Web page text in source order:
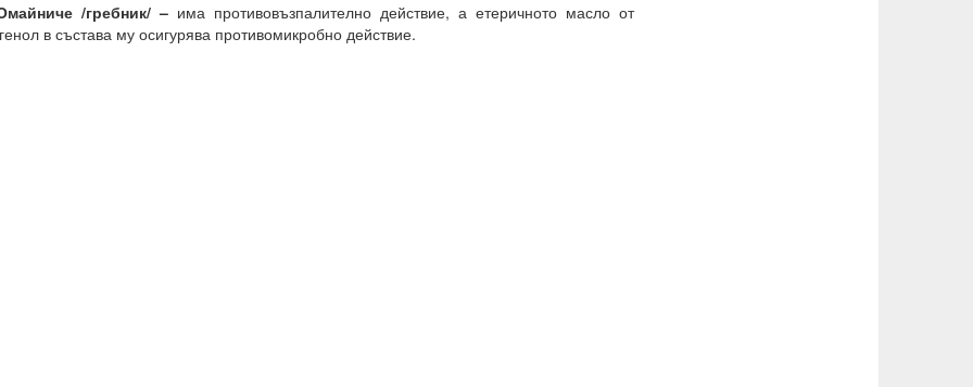
/гребник/ – има противовъзпалително действие, а етеричното масло от
в състава му осигурява противомикробно действие.